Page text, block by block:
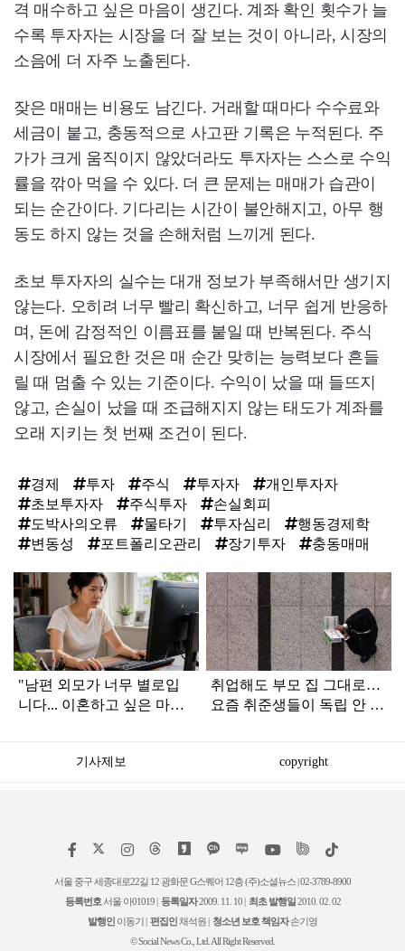
격 매수하고 싶은 마음이 생긴다. 계좌 확인 횟수가 늘
수록 투자자는 시장을 더 잘 보는 것이 아니라, 시장의
소음에 더 자주 노출된다.
잦은 매매는 비용도 남긴다. 거래할 때마다 수수료와
세금이 붙고, 충동적으로 사고판 기록은 누적된다. 주
가가 크게 움직이지 않았더라도 투자자는 스스로 수익
률을 깎아 먹을 수 있다. 더 큰 문제는 매매가 습관이
되는 순간이다. 기다리는 시간이 불안해지고, 아무 행
동도 하지 않는 것을 손해처럼 느끼게 된다.
초보 투자자의 실수는 대개 정보가 부족해서만 생기지
않는다. 오히려 너무 빨리 확신하고, 너무 쉽게 반응하
며, 돈에 감정적인 이름표를 붙일 때 반복된다. 주식
시장에서 필요한 것은 매 순간 맞히는 능력보다 흔들
릴 때 멈출 수 있는 기준이다. 수익이 났을 때 들뜨지
않고, 손실이 났을 때 조급해지지 않는 태도가 계좌를
오래 지키는 첫 번째 조건이 된다.
경제 투자 주식 투자자
개인투자자
초보투자자
주식투자
손실회피
도박사의오류
물타기 투자심리
행동경제학
변동성
포트폴리오관리 장기투자 충동매매
탑
라
인
"남편 외모가 너무 별로입
니다... 이혼하고 싶은 마음
취업해도 부모 집 그대로…
요즘 취준생들이 독립 안 하
기사제보 copyright
페
스
인
타
램
위
트
유
튜
틱
서울 중구 세종대로22길 12 광화문 G스퀘어 12층 (주)소셜뉴스 | 02-3789-8900
등록번호 서울 아01019 | 등록일자2009. 11. 10 | 최초 발행일2010. 02. 02
발행인 이동기 | 편집인채석원 | 청소년 보호 책임자손기영
© Social News Co., Ltd. All Right Reserved.